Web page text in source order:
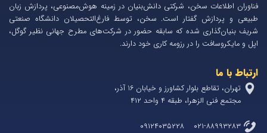
ارتباط با ما
تهران، تقاطع بلوار کشاورز و خیابان 1۶ آذر،
مجتمع فنی الزهرا، طبقه ۴ واحد ۴۱۲
۰۲۱-۸۸۹۹۳۲۸۳ ۰۹۱۲۴۰۳۵۲۲۸
فناوران اطلاعات سخن، شرکتی دانش‌بنیان در زمینه هوش‌مصنوعی، پردازش زبان
طبیعی و پردازش گفتار است. سخن، توسط فارغ‌التحصیلان دانشگاه صنعتی
شریف بنیان‌گذاری شده که سابقه حضور در شرکت‌های مطرح جهانی نظیر گوگل،
اپل و مایکروسافت را در رزومه کاری خود دارند.